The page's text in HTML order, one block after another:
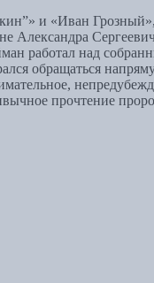
и «Иван
Александра
работал над
обращаться
прочтение